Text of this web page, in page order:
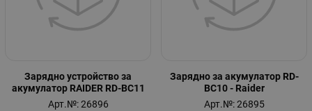
Зарядно устройство за
акумулатор RAIDER RD-BC11
Арт.№: 26896
Зарядно за акумулатор RD-
BC10 - Raider
Арт.№: 26895